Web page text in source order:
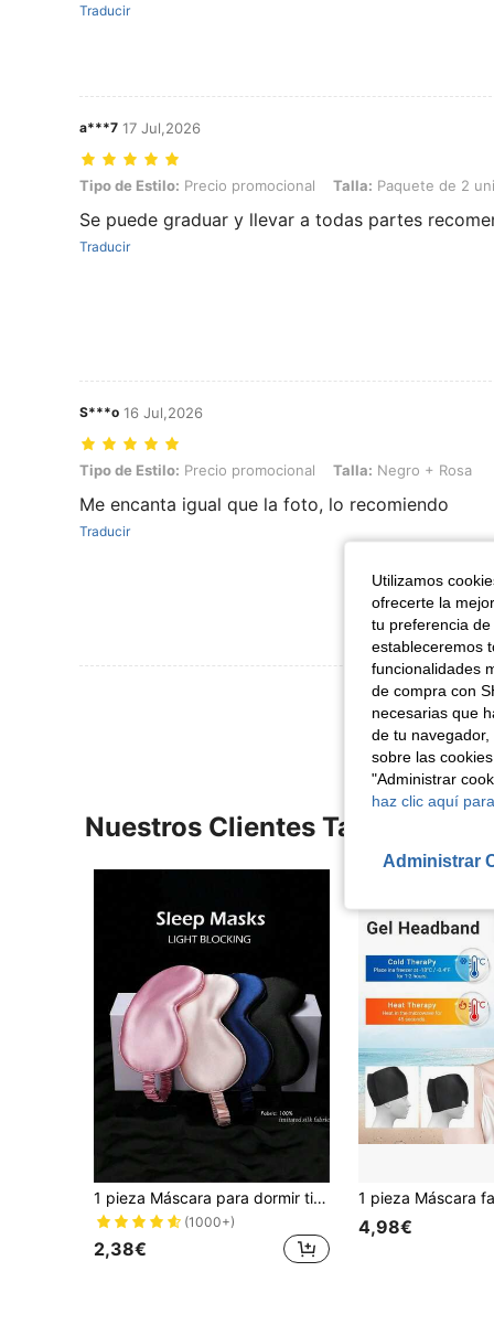
Traducir
a***7 17 Jul,2026
Tipo de Estilo: Precio promocional, Talla: Paquete de 2 unidades
Tipo de Estilo: Precio promocional Talla: Paquete de 2
Se puede graduar y llevar a todas partes
Traducir
S***o 16 Jul,2026
Tipo de Estilo: Precio promocional, Talla: Negro + Rosa
Tipo de Estilo: Precio promocional Talla: Negro + Rosa
Me encanta igual que la foto, lo recomiendo
Traducir
Ver Más
Nuestros Clientes También
1 pieza Máscara para dormir tipo seda satinada, máscara de viaje elástica para siesta y oscuridad, máscara para dormir de unicolor para cuidado ocular diario. Apta para hombres y mujeres, un gran regalo para familiares, amigos y parejas. Ideal para relajación, viajes, insomnio y viajes de negocios.
(1000+)
2,38€
4,98€
Utilizamos
ofrecerte la
tu preferencia
estableceremos
funcionalidades
de compra con
necesarias que
de tu
sobre las
"Administrar
haz clic aquí
Administrar